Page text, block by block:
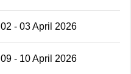
02 - 03 April 2026
09 - 10 April 2026